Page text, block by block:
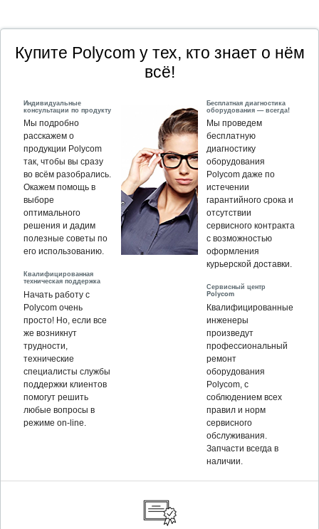
Купите Polycom у тех, кто знает о нём
всё!
Индивидуальные
консультации по продукту
Мы подробно
расскажем о
продукции Polycom
так, чтобы вы сразу
во всём разобрались.
Окажем помощь в
выборе
оптимального
решения и дадим
полезные советы по
его использованию.
Квалифицированная
техническая поддержка
Начать работу с
Polycom очень
просто! Но, если все
же возникнут
трудности,
технические
специалисты службы
поддержки клиентов
помогут решить
любые вопросы в
режиме on-line.
Бесплатная диагностика
оборудования — всегда!
Мы проведем
бесплатную
диагностику
оборудования
Polycom даже по
истечении
гарантийного срока и
отсутствии
сервисного контракта
с возможностью
оформления
курьерской доставки.
Сервисный центр
Polycom
Квалифицированные
инженеры
произведут
профессиональный
ремонт
оборудования
Polycom, c
соблюдением всех
правил и норм
сервисного
обслуживания.
Запчасти всегда в
наличии.